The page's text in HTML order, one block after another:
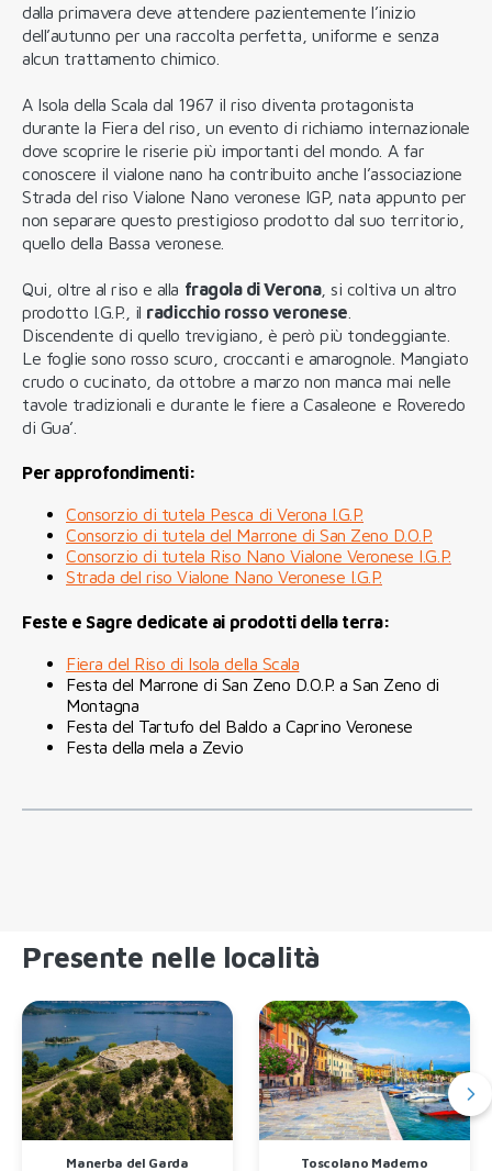
dalla primavera deve attendere pazientemente l’inizio
dell’autunno per una raccolta perfetta, uniforme e senza
alcun trattamento chimico.
A Isola della Scala dal 1967 il riso diventa protagonista
durante la Fiera del riso, un evento di richiamo internazionale
dove scoprire le riserie più importanti del mondo. A far
conoscere il vialone nano ha contribuito anche l’associazione
Strada del riso Vialone Nano veronese IGP, nata appunto per
non separare questo prestigioso prodotto dal suo territorio,
quello della Bassa veronese.
Qui, oltre al riso e alla fragola di Verona, si coltiva un altro
prodotto I.G.P., il radicchio rosso veronese
Discendente di quello trevigiano, è però più tondeggiante.
Le foglie sono rosso scuro, croccanti e amarognole. Mangiato
crudo o cucinato, da ottobre a marzo non manca mai nelle
tavole tradizionali e durante le fiere a Casaleone e Roveredo
di Gua’.
Per approfondimenti:
Consorzio di tutela Pesca di Verona I.G.P.
Consorzio di tutela del Marrone di San Zeno D.O.P.
Consorzio di tutela Riso Nano Vialone Veronese I.G.P.
Strada del riso Vialone Nano Veronese I.G.P.
Feste e Sagre dedicate ai prodotti della terra:
Fiera del Riso di Isola della Scala
Festa del Marrone di San Zeno D.O.P. a San Zeno di
Montagna
Festa del Tartufo del Baldo a Caprino Veronese
Festa della mela a Zevio
Presente nelle località
Manerba del Garda Toscolano Maderno